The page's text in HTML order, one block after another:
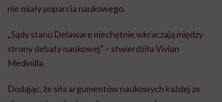
nie miały poparcia naukowego.
„Sądy stanu Delaware niechętnie wkraczają między
strony debaty naukowej” – stwierdziła Vivian
Medinilla.
Dodając, że siła argumentów naukowych każdej ze